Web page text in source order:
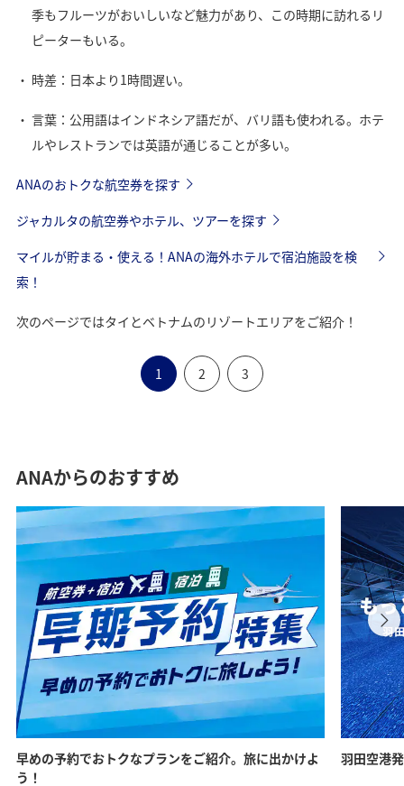
季もフルーツがおいしいなど魅力があり、この時期に訪れるリ
ピーターもいる。
時差：日本より1時間遅い。
言葉：公用語はインドネシア語だが、バリ語も使われる。ホテ
ルやレストランでは英語が通じることが多い。
ANAのおトクな航空券を探す
ジャカルタの航空券やホテル、ツアーを探す
マイルが貯まる・使える！ANAの海外ホテルで宿泊施設を検
索！
次のページではタイとベトナムのリゾートエリアをご紹介！
1 2 3
ANAからのおすすめ
早めの予約でおトクなプランをご紹介。旅に出かけよ
う！
羽田空港